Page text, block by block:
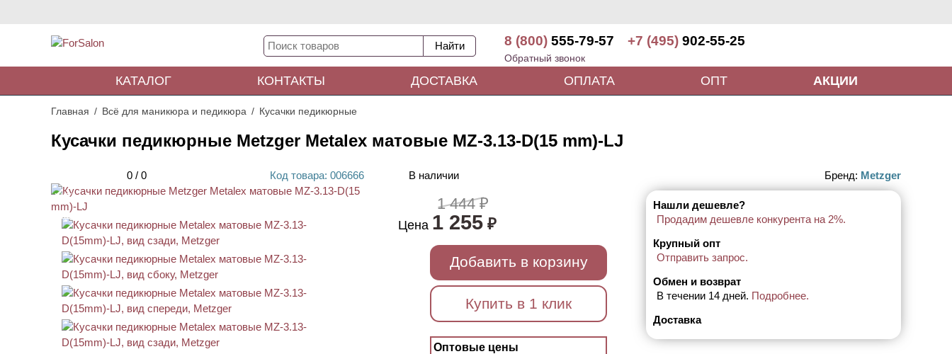
8 (800) 555-79-57 +7 (495) 902-55-25
Обратный звонок
КАТАЛОГ КОНТАКТЫ ДОСТАВКА ОПЛАТА ОПТ АКЦИИ
Главная Всё для маникюра и педикюра Кусачки педикюрные
Кусачки педикюрные Metzger Metalex матовые MZ-3.13-D(15 mm)-LJ
0 / 0 Код товара: 006666
ХИТ
АКЦИЯ
В наличии Бренд: Metzger
1 444 ₽
Цена 1 255 ₽
Добавить в корзину
Купить в 1 клик
Оптовые цены
Нашли дешевле?
Продадим дешевле конкурента на 2%.
Крупный опт
Отправить запрос.
Обмен и возврат
В течении 14 дней. Подробнее.
Доставка